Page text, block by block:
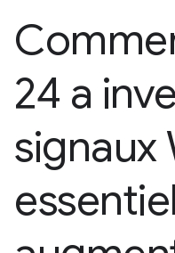
24 a
signaux